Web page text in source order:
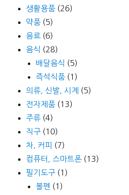
생활용품 (26)
약품 (5)
음료 (6)
음식 (28)
배달음식 (5)
즉석식품 (1)
의류, 신발, 시계 (5)
전자제품 (13)
주류 (4)
직구 (10)
차, 커피 (7)
컴퓨터, 스마트폰 (13)
필기도구 (1)
볼펜 (1)